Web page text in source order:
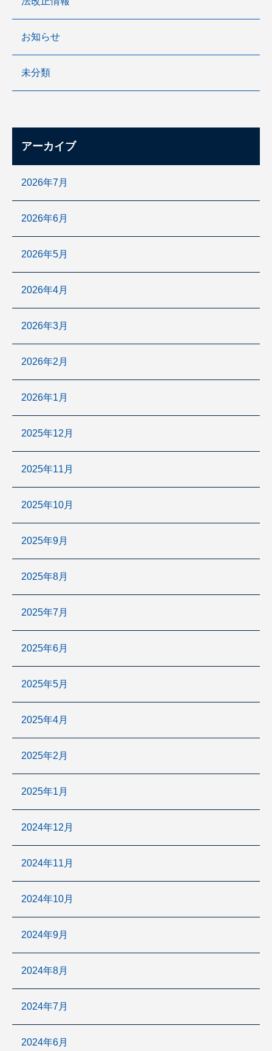
お知らせ
未分類
アーカイブ
2026年7月
2026年6月
2026年5月
2026年4月
2026年3月
2026年2月
2026年1月
2025年12月
2025年11月
2025年10月
2025年9月
2025年8月
2025年7月
2025年6月
2025年5月
2025年4月
2025年2月
2025年1月
2024年12月
2024年11月
2024年10月
2024年9月
2024年8月
2024年7月
2024年6月